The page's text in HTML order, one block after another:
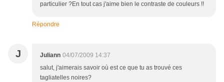
particulier ?En tout cas j'aime bien le contraste de couleurs !!
Répondre
J Juliann 04/07/2009 14:37
salut, j'aimerais savoir où est ce que tu as trouvé ces
tagliatelles noires?